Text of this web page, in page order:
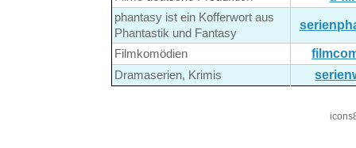
phantasy ist ein Kofferwort aus
Phantastik und Fantasy
Filmkomödien
Dramaserien, Krimis